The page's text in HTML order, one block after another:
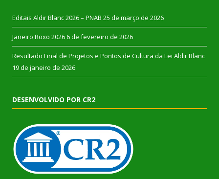
Editais Aldir Blanc 2026 – PNAB 25 de março de 2026
Janeiro Roxo 2026 6 de fevereiro de 2026
Resultado Final de Projetos e Pontos de Cultura da Lei Aldir Blanc
19 de janeiro de 2026
DESENVOLVIDO POR CR2